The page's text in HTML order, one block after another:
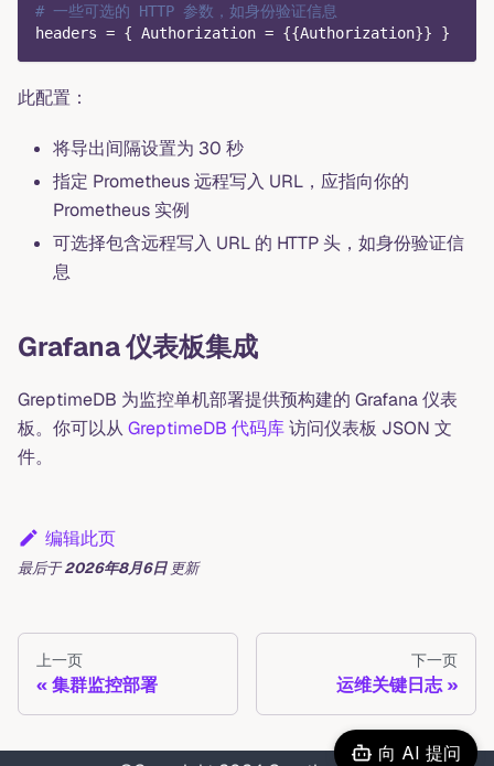
# 一些可选的 HTTP 参数，如身份验证信息
headers = { Authorization = {{Authorization}} }
此配置：
将导出间隔设置为 30 秒
指定 Prometheus 远程写入 URL，应指向你的
Prometheus 实例
可选择包含远程写入 URL 的 HTTP 头，如身份验证信
息
Grafana 仪表板集成
GreptimeDB 为监控单机部署提供预构建的 Grafana 仪表
板。你可以从 GreptimeDB 代码库访问仪表板 JSON 文
件。
编辑此页
最后于2026年8月6日 更新
上一页
集群监控部署
下一页
运维关键日志
向 AI 提问